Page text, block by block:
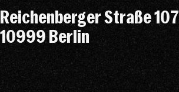
Reichenberger Straße 107
10999 Berlin